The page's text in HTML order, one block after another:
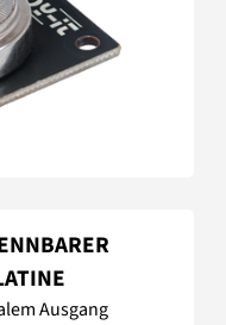
Ausgang